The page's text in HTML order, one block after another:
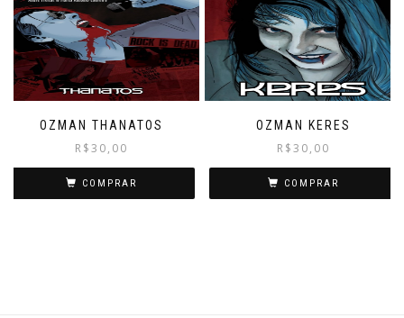
OZMAN THANATOS
R$30,00
COMPRAR
OZMAN KERES
R$30,00
COMPRAR